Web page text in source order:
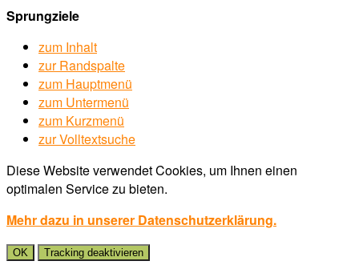
Sprungziele
zum Inhalt
zur Randspalte
zum Hauptmenü
zum Untermenü
zum Kurzmenü
zur Volltextsuche
Diese Website verwendet Cookies, um Ihnen einen
optimalen Service zu bieten.
Mehr dazu in unserer Datenschutzerklärung.
OK Tracking deaktivieren